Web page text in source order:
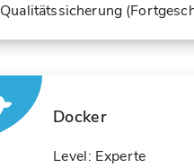
Qualitätssicherung
Docker
Level: Experte